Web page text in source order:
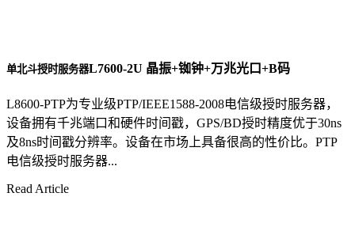
单北斗授时服务器L7600-2U 晶振+铷钟+万兆光口+B码
L8600-PTP为专业级PTP/IEEE1588-2008电信级授时服务器，
设备拥有千兆端口和硬件时间戳，GPS/BD授时精度优于30ns
及8ns时间戳分辨率。设备在市场上具备很高的性价比。PTP
电信级授时服务器...
Read Article